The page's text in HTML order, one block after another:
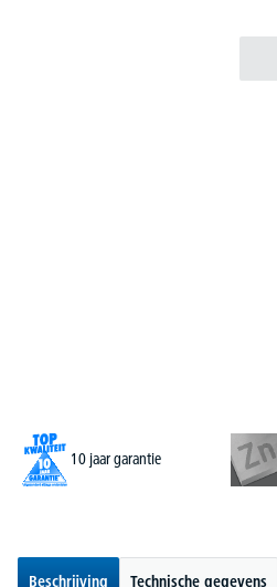
10 jaar garantie
Beschrijving Technische gegevens